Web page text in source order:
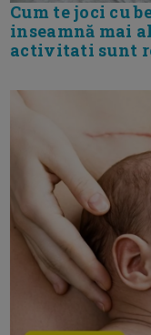
Cum te joci cu
inseamnă mai
activitati sunt